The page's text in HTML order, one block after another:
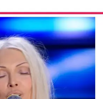
Salute
Viaggi e Turismo
Festività